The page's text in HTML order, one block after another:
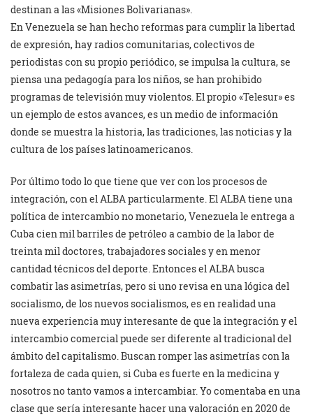
destinan a las «Misiones Bolivarianas».
En Venezuela se han hecho reformas para cumplir la libertad
de expresión, hay radios comunitarias, colectivos de
periodistas con su propio periódico, se impulsa la cultura, se
piensa una pedagogía para los niños, se han prohibido
programas de televisión muy violentos. El propio «Telesur» es
un ejemplo de estos avances, es un medio de información
donde se muestra la historia, las tradiciones, las noticias y la
cultura de los países latinoamericanos.
Por último todo lo que tiene que ver con los procesos de
integración, con el ALBA particularmente. El ALBA tiene una
política de intercambio no monetario, Venezuela le entrega a
Cuba cien mil barriles de petróleo a cambio de la labor de
treinta mil doctores, trabajadores sociales y en menor
cantidad técnicos del deporte. Entonces el ALBA busca
combatir las asimetrías, pero si uno revisa en una lógica del
socialismo, de los nuevos socialismos, es en realidad una
nueva experiencia muy interesante de que la integración y el
intercambio comercial puede ser diferente al tradicional del
ámbito del capitalismo. Buscan romper las asimetrías con la
fortaleza de cada quien, si Cuba es fuerte en la medicina y
nosotros no tanto vamos a intercambiar. Yo comentaba en una
clase que sería interesante hacer una valoración en 2020 de